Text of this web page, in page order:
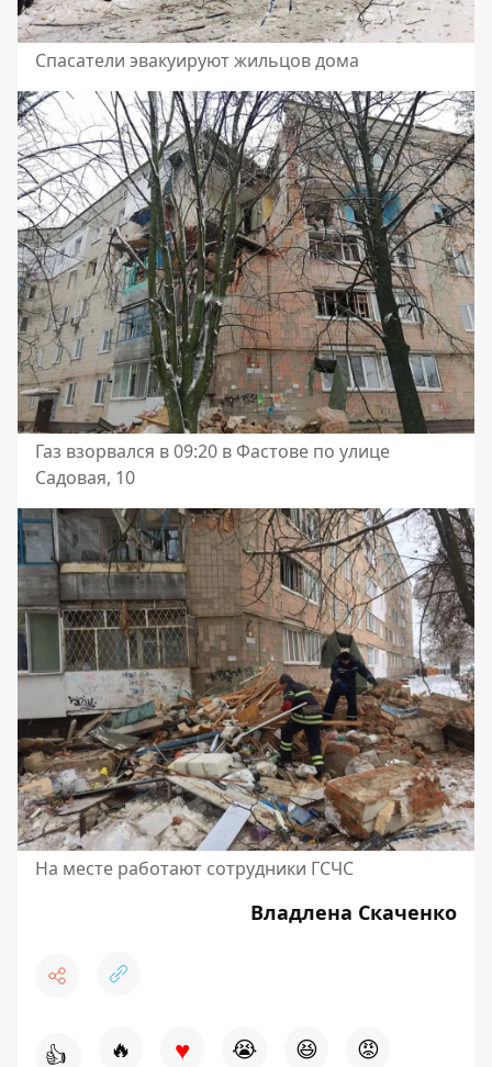
Спасатели эвакуируют жильцов дома
Газ взорвался в 09:20 в Фастове по улице
Садовая, 10
На месте работают сотрудники ГСЧС
Владлена Скаченко
👍 🔥 ♥ 😭 😆 😡